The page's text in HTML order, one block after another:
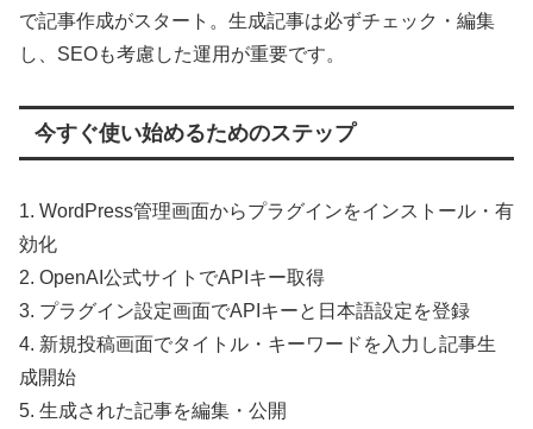
で記事作成がスタート。生成記事は必ずチェック・編集
し、SEOも考慮した運用が重要です。
今すぐ使い始めるためのステップ
1. WordPress管理画面からプラグインをインストール・有
効化
2. OpenAI公式サイトでAPIキー取得
3. プラグイン設定画面でAPIキーと日本語設定を登録
4. 新規投稿画面でタイトル・キーワードを入力し記事生
成開始
5. 生成された記事を編集・公開